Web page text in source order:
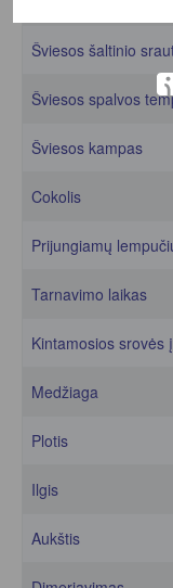
Šviesos šaltinio
Šviesos spalvos
Šviesos kampas
Cokolis
Prijungiamų
Tarnavimo laikas
Kintamosios srovės
Medžiaga
Plotis
Ilgis
Aukštis